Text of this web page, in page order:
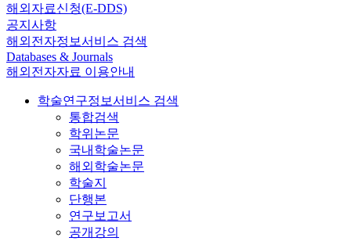
해외자료신청(E-DDS)
공지사항
해외전자정보서비스 검색
Databases & Journals
해외전자자료 이용안내
학술연구정보서비스 검색
통합검색
학위논문
국내학술논문
해외학술논문
학술지
단행본
연구보고서
공개강의